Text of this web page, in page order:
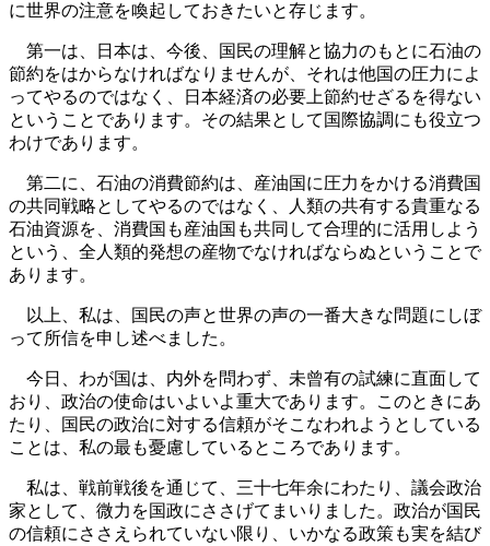
に世界の注意を喚起しておきたいと存じます。
第一は、日本は、今後、国民の理解と協力のもとに石油の
節約をはからなければなりませんが、それは他国の圧力によ
ってやるのではなく、日本経済の必要上節約せざるを得ない
ということであります。その結果として国際協調にも役立つ
わけであります。
第二に、石油の消費節約は、産油国に圧力をかける消費国
の共同戦略としてやるのではなく、人類の共有する貴重なる
石油資源を、消費国も産油国も共同して合理的に活用しよう
という、全人類的発想の産物でなければならぬということで
あります。
以上、私は、国民の声と世界の声の一番大きな問題にしぼ
って所信を申し述べました。
今日、わが国は、内外を問わず、未曾有の試練に直面して
おり、政治の使命はいよいよ重大であります。このときにあ
たり、国民の政治に対する信頼がそこなわれようとしている
ことは、私の最も憂慮しているところであります。
私は、戦前戦後を通じて、三十七年余にわたり、議会政治
家として、微力を国政にささげてまいりました。政治が国民
の信頼にささえられていない限り、いかなる政策も実を結び